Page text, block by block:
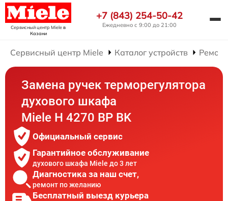
Сервисный центр Mieleв
Казани
+7 (843) 254-50-42
Ежедневно с 9:00 до 21:00
Сервисный центр Miele Каталог устройств
Замена ручек терморегулятора
духового шкафа
Miele H 4270 BP BK
Официальный сервис
Гарантийное обслуживание
духового шкафа Miele до 3 лет
Диагностика за наш счет,
ремонт по желанию
Бесплатный выезд курьера